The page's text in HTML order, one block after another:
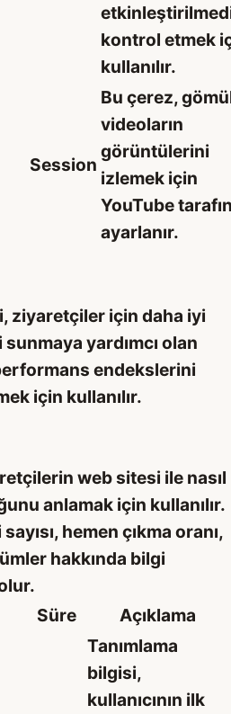
kontrol etmek
kullanılır.
Session
Bu çerez,
videoların
görüntülerini
izlemek için
YouTube
ayarlanır.
ziyaretçiler için daha iyi
yardımcı olan
endekslerini
için kullanılır.
web sitesi ile nasıl
anlamak için kullanılır.
hemen çıkma oranı,
hakkında bilgi
Süre Açıklama
Tanımlama
bilgisi,
kullanıcının ilk